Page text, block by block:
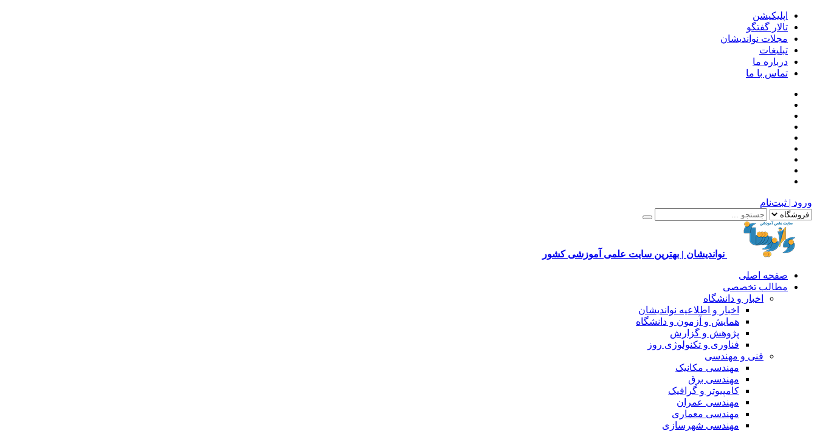
اپلیکیشن
تالار گفتگو
مجلات نواندیشان
تبلیغات
درباره ما
تماس با ما
ورود | ثبت‌نام
نواندیشان | بهترین سایت علمی آموزشی کشور
صفحه اصلی
مطالب تخصصی
اخبار و دانشگاه
اخبار و اطلاعیه نواندیشان
همایش و آزمون و دانشگاه
پژوهش و گزارش
فناوری و تکنولوژی روز
فنی و مهندسی
مهندسی مکانیک
مهندسی برق
کامپیوتر و گرافیک
مهندسی عمران
مهندسی معماری
مهندسی شهرسازی